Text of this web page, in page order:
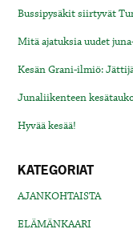
Bussipysäkit siirtyvät
Mitä ajatuksia uudet
Kesän Grani-ilmiö:
Junaliikenteen
Hyvää kesää!
KATEGORIAT
AJANKOHTAISTA
ELÄMÄNKAARI